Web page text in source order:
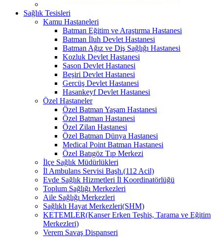
Sağlık Tesisleri
Kamu Hastaneleri
Batman Eğitim ve Araştırma Hastanesi
Batman İluh Devlet Hastanesi
Batman Ağız ve Diş Sağlığı Hastanesi
Kozluk Devlet Hastanesi
Sason Devlet Hastanesi
Beşiri Devlet Hastanesi
Gercüş Devlet Hastanesi
Hasankeyf Devlet Hastanesi
Özel Hastaneler
Özel Batman Yaşam Hastanesi
Özel Batman Hastanesi
Özel Zilan Hastanesi
Özel Batman Dünya Hastanesi
Medical Point Batman Hastanesi
Özel Batıgöz Tıp Merkezi
İlçe Sağlık Müdürlükleri
İl Ambulans Servisi Başh.(112 Acil)
Evde Sağlık Hizmetleri İl Koordinatörlüğü
Toplum Sağlığı Merkezleri
Aile Sağlığı Merkezleri
Sağlıklı Hayat Merkezleri(SHM)
KETEMLER(Kanser Erken Teşhis, Tarama ve Eğitim
Merkezleri)
Verem Savaş Dispanseri